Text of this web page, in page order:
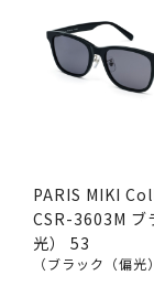
PARIS MIKI
CSR-3603M ブ
光） 53
（ブラック（偏光